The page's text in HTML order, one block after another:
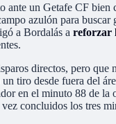
un Getafe CF
azulón para buscar
a Bordalás a reforzar
directos, pero
tiro desde fuera del
en el minuto 88 de
concluidos los tres